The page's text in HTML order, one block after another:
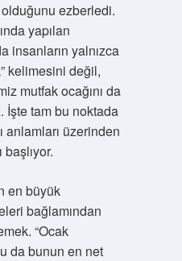
olduğunu ezberledi.
yapılan
insanların yalnızca
kelimesini değil,
mutfak ocağını da
İşte tam bu noktada
anlamları üzerinden
başlıyor.
en büyük
bağlamından
“Ocak
da bunun en net